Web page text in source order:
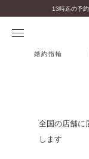
婚約指輪
全国の店舗に
します